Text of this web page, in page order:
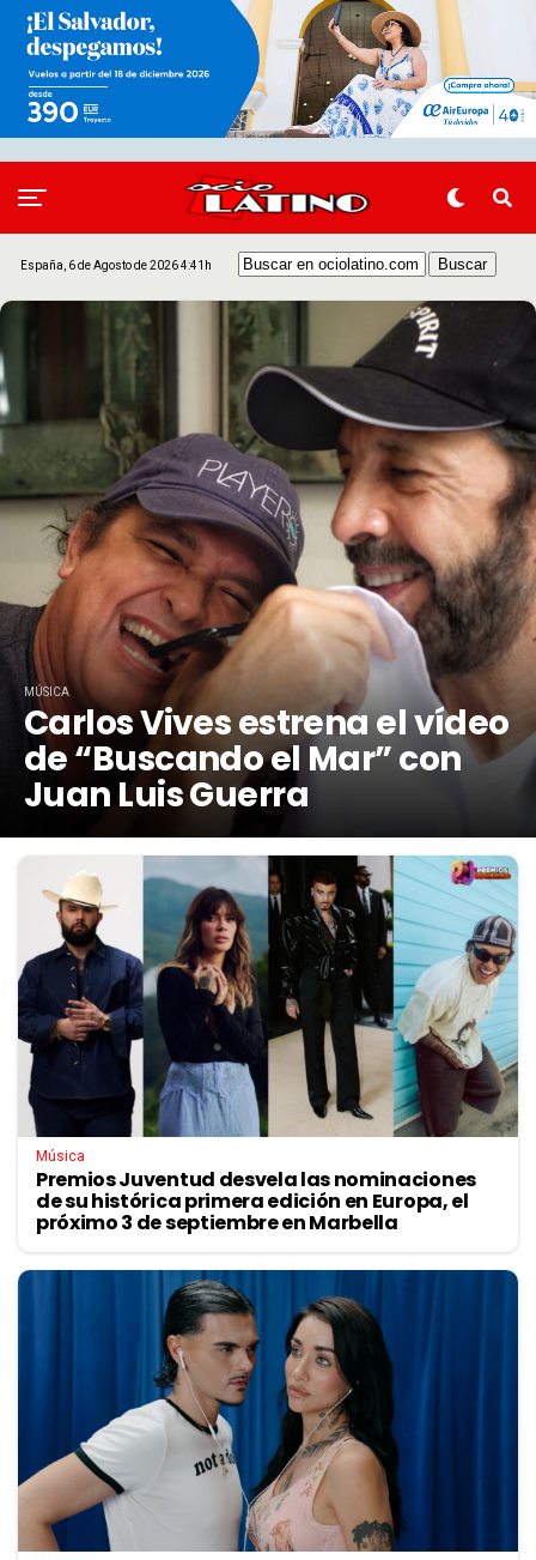
España, 6 de Agosto de 2026 4:41h
MÚSICA
Carlos Vives estrena el vídeo
de “Buscando el Mar” con
Juan Luis Guerra
Música
Premios Juventud desvela las nominaciones
de su histórica primera edición en Europa, el
próximo 3 de septiembre en Marbella